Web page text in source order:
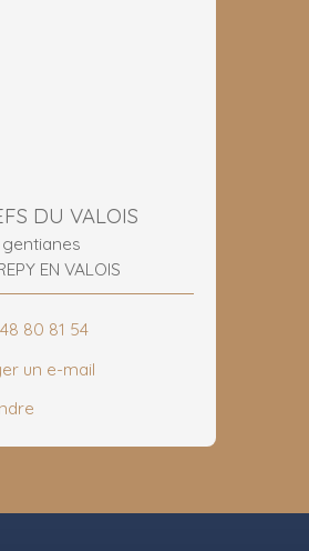
DU VALOIS
EN VALOIS
80 81 54
un e-mail